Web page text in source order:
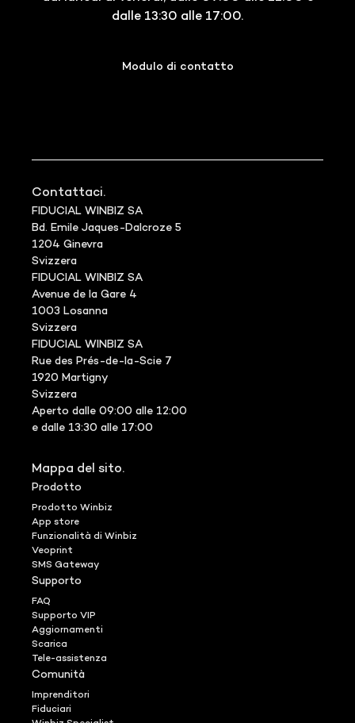
dalle 13:30 alle 17:00.
Modulo di contatto
Contattaci.
FIDUCIAL WINBIZ SA
Bd. Emile Jaques-Dalcroze 5
1204 Ginevra
Svizzera
FIDUCIAL WINBIZ SA
Avenue de la Gare 4
1003 Losanna
Svizzera
FIDUCIAL WINBIZ SA
Rue des Prés-de-la-Scie 7
1920 Martigny
Svizzera
Aperto dalle 09:00 alle 12:00
e dalle 13:30 alle 17:00
Mappa del sito.
Prodotto
Prodotto Winbiz
App store
Funzionalità di Winbiz
Veoprint
SMS Gateway
Supporto
FAQ
Supporto VIP
Aggiornamenti
Scarica
Tele-assistenza
Comunità
Imprenditori
Fiduciari